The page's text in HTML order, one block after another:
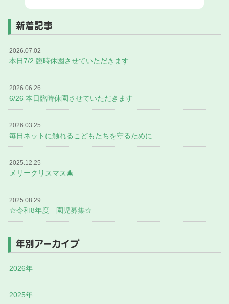
新着記事
2026.07.02
本日7/2 臨時休園させていただきます
2026.06.26
6/26 本日臨時休園させていただきます
2026.03.25
毎日ネットに触れるこどもたちを守るために
2025.12.25
メリークリスマス🎄
2025.08.29
☆令和8年度 園児募集☆
年別アーカイブ
2026年
2025年